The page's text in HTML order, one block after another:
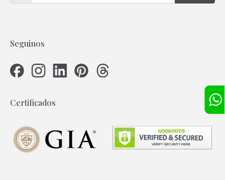
Seguinos
Certificados